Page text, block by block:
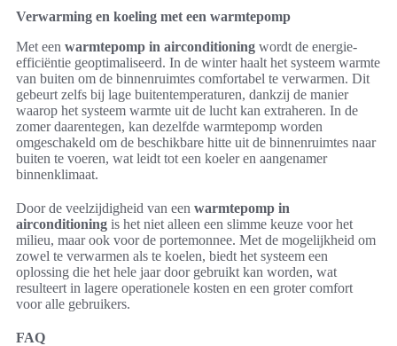
Verwarming en koeling met een warmtepomp
Met een warmtepomp in airconditioning wordt de energie-
efficiëntie geoptimaliseerd. In de winter haalt het systeem warmte
van buiten om de binnenruimtes comfortabel te verwarmen. Dit
gebeurt zelfs bij lage buitentemperaturen, dankzij de manier
waarop het systeem warmte uit de lucht kan extraheren. In de
zomer daarentegen, kan dezelfde warmtepomp worden
omgeschakeld om de beschikbare hitte uit de binnenruimtes naar
buiten te voeren, wat leidt tot een koeler en aangenamer
binnenklimaat.
Door de veelzijdigheid van een warmtepomp in
airconditioning is het niet alleen een slimme keuze voor het
milieu, maar ook voor de portemonnee. Met de mogelijkheid om
zowel te verwarmen als te koelen, biedt het systeem een
oplossing die het hele jaar door gebruikt kan worden, wat
resulteert in lagere operationele kosten en een groter comfort
voor alle gebruikers.
FAQ